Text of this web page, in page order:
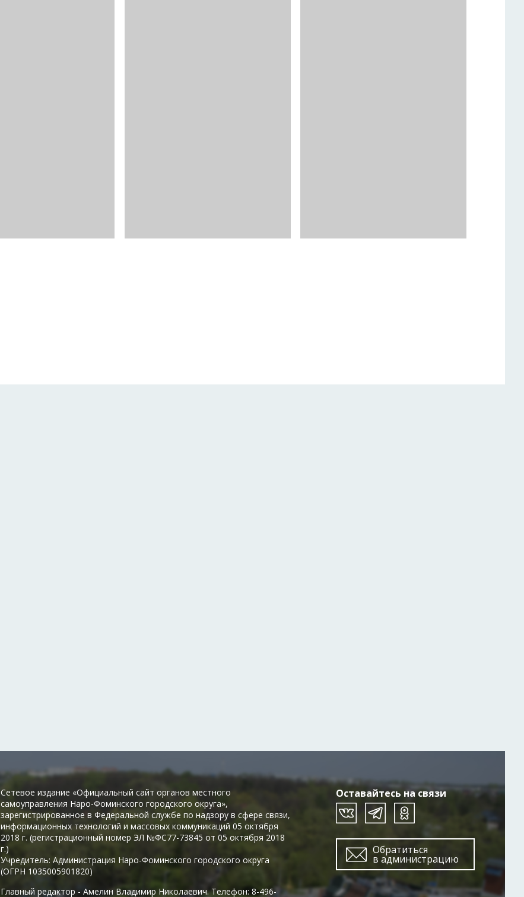
Оставайтесь на связи
Обратиться
в администрацию
Сетевое издание «Официальный сайт органов местного
самоуправления Наро-Фоминского городского округа»,
зарегистрированное в Федеральной службе по надзору в сфере связи,
информационных технологий и массовых коммуникаций 05 октября
2018 г. (регистрационный номер ЭЛ №ФС77-73845 от 05 октября 2018
г.)
Учредитель: Администрация Наро-Фоминского городского округа
(ОГРН 1035005901820)
Главный редактор - Амелин Владимир Николаевич. Телефон: 8-496-